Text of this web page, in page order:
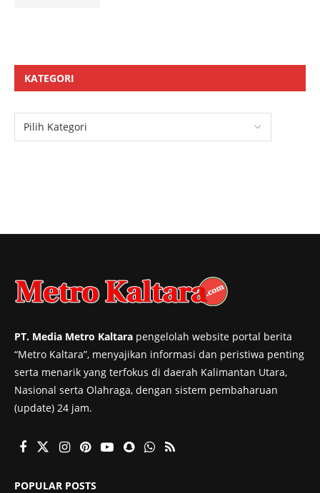
KATEGORI
PT. Media Metro Kaltara pengelolah website portal berita
“Metro Kaltara”, menyajikan informasi dan peristiwa penting
serta menarik yang terfokus di daerah Kalimantan Utara,
Nasional serta Olahraga, dengan sistem pembaharuan
(update) 24 jam.
POPULAR POSTS